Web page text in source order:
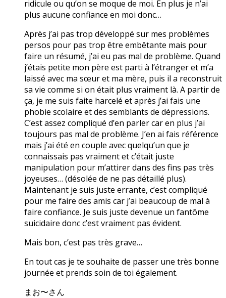
ridicule ou qu’on se moque de moi. En plus je n’ai
plus aucune confiance en moi donc…
Après j’ai pas trop développé sur mes problèmes
persos pour pas trop être embêtante mais pour
faire un résumé, j’ai eu pas mal de problème. Quand
j’étais petite mon père est parti à l’étranger et m’a
laissé avec ma sœur et ma mère, puis il a reconstruit
sa vie comme si on était plus vraiment là. A partir de
ça, je me suis faite harcelé et après j’ai fais une
phobie scolaire et des semblants de dépressions.
C’est assez compliqué d’en parler car en plus j’ai
toujours pas mal de problème. J’en ai fais référence
mais j’ai été en couple avec quelqu’un que je
connaissais pas vraiment et c’était juste
manipulation pour m’attirer dans des fins pas très
joyeuses… (désolée de ne pas détaillé plus).
Maintenant je suis juste errante, c’est compliqué
pour me faire des amis car j’ai beaucoup de mal à
faire confiance. Je suis juste devenue un fantôme
suicidaire donc c’est vraiment pas évident.
Mais bon, c’est pas très grave…
En tout cas je te souhaite de passer une très bonne
journée et prends soin de toi également.
まお〜さん